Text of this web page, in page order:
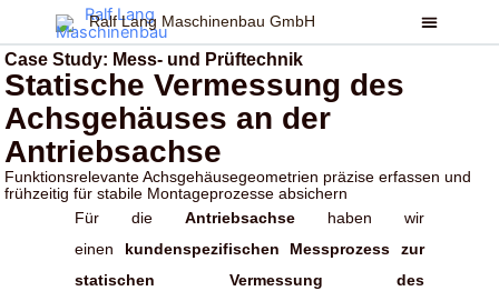
Inhalt
springen
Ralf Lang Maschinenbau GmbH
Case Study: Mess- und Prüftechnik
Statische Vermessung des
Achsgehäuses an der
Antriebsachse
Funktionsrelevante Achsgehäusegeometrien präzise erfassen und
frühzeitig für stabile Montageprozesse absichern
Für die Antriebsachse haben wir
einen kundenspezifischen Messprozess zur
statischen Vermessung des